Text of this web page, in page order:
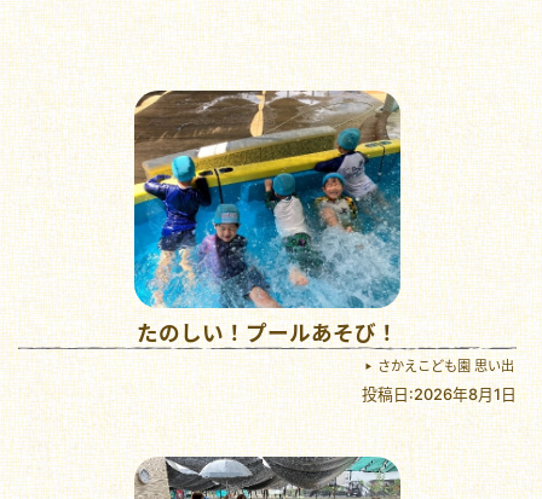
たのしい！プールあそび！
さかえこども園 思い出
投稿日:2026年8月1日